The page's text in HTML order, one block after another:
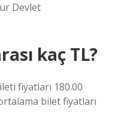
Devlet
kaç TL?
fiyatları 180.00
bilet fiyatları